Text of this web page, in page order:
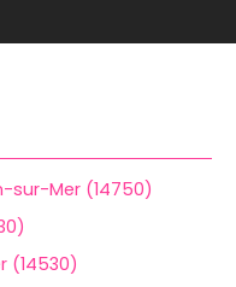
Mer (14750)
(14530)